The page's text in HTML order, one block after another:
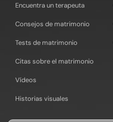
Encuentra un terapeuta
Consejos de matrimonio
Tests de matrimonio
Citas sobre el matrimonio
Vídeos
Historias visuales